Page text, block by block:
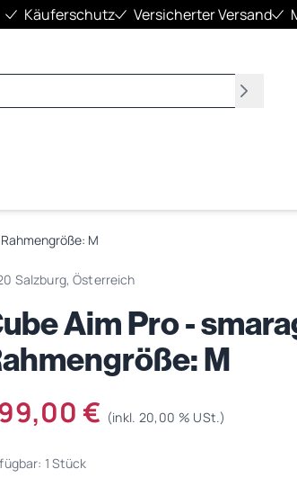
Käuferschutz Versicherter Versand
Suchen
M
Salzburg, Österreich
Aim Pro -
M
€ (inkl. 20,00 % USt.)
1 Stück